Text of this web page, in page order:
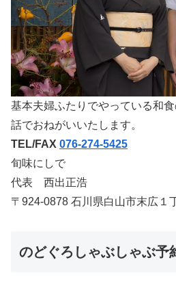
基本夫婦ふたりでやっている和
話でおねがいいたします。
TEL/FAX 076-274-5425
旬味にしで
代表 西出正浩
〒924-0878 石川県白山市末広１
のどぐろしゃぶしゃぶ予